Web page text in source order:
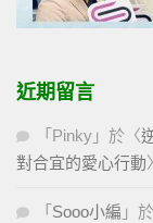
近期留言
「 Pinky 」於〈
對合宜的愛心行動
「 Sooo小編 」